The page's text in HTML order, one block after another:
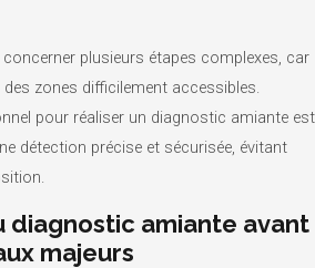
concerner plusieurs étapes complexes, car
zones difficilement accessibles.
pour réaliser un diagnostic amiante est
détection précise et sécurisée, évitant
diagnostic amiante avant
majeurs